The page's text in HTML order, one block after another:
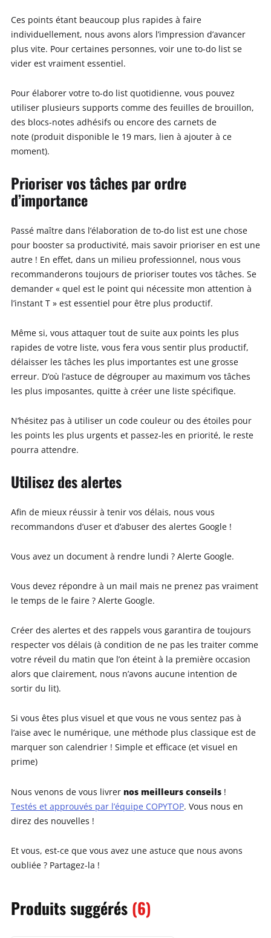
Ces points étant beaucoup plus rapides à faire
individuellement, nous avons alors l’impression d’avancer
plus vite. Pour certaines personnes, voir une to-do list se
vider est vraiment essentiel.
Pour élaborer votre to-do list quotidienne, vous pouvez
utiliser plusieurs supports comme des feuilles de brouillon,
des blocs-notes adhésifs ou encore des carnets de
note (produit disponible le 19 mars, lien à ajouter à ce
moment).
Prioriser vos tâches par ordre
d’importance
Passé maître dans l’élaboration de to-do list est une chose
pour booster sa productivité, mais savoir prioriser en est une
autre ! En effet, dans un milieu professionnel, nous vous
recommanderons toujours de prioriser toutes vos tâches. Se
demander « quel est le point qui nécessite mon attention à
l’instant T » est essentiel pour être plus productif.
Même si, vous attaquer tout de suite aux points les plus
rapides de votre liste, vous fera vous sentir plus productif,
délaisser les tâches les plus importantes est une grosse
erreur. D’où l’astuce de dégrouper au maximum vos tâches
les plus imposantes, quitte à créer une liste spécifique.
N’hésitez pas à utiliser un code couleur ou des étoiles pour
les points les plus urgents et passez-les en priorité, le reste
pourra attendre.
Utilisez des alertes
Afin de mieux réussir à tenir vos délais, nous vous
recommandons d’user et d’abuser des alertes Google !
Vous avez un document à rendre lundi ? Alerte Google.
Vous devez répondre à un mail mais ne prenez pas vraiment
le temps de le faire ? Alerte Google.
Créer des alertes et des rappels vous garantira de toujours
respecter vos délais (à condition de ne pas les traiter comme
votre réveil du matin que l’on éteint à la première occasion
alors que clairement, nous n’avons aucune intention de
sortir du lit).
Si vous êtes plus visuel et que vous ne vous sentez pas à
l’aise avec le numérique, une méthode plus classique est de
marquer son calendrier ! Simple et efficace (et visuel en
prime)
Nous venons de vous livrer nos meilleurs conseils!
Testés et approuvés par l’équipe COPYTOP. Vous nous en
direz des nouvelles !
Et vous, est-ce que vous avez une astuce que nous avons
oubliée ? Partagez-la !
Produitssuggérés(6)